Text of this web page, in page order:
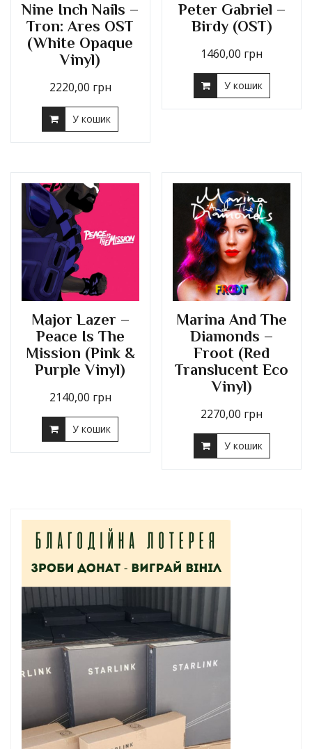
Nine Inch Nails –
Tron: Ares OST
(White Opaque
Vinyl)
2220,00 грн
У кошик
Peter Gabriel –
Birdy (OST)
1460,00 грн
У кошик
Major Lazer –
Peace Is The
Mission (Pink &
Purple Vinyl)
2140,00 грн
У кошик
Marina And The
Diamonds –
Froot (Red
Translucent Eco
Vinyl)
2270,00 грн
У кошик